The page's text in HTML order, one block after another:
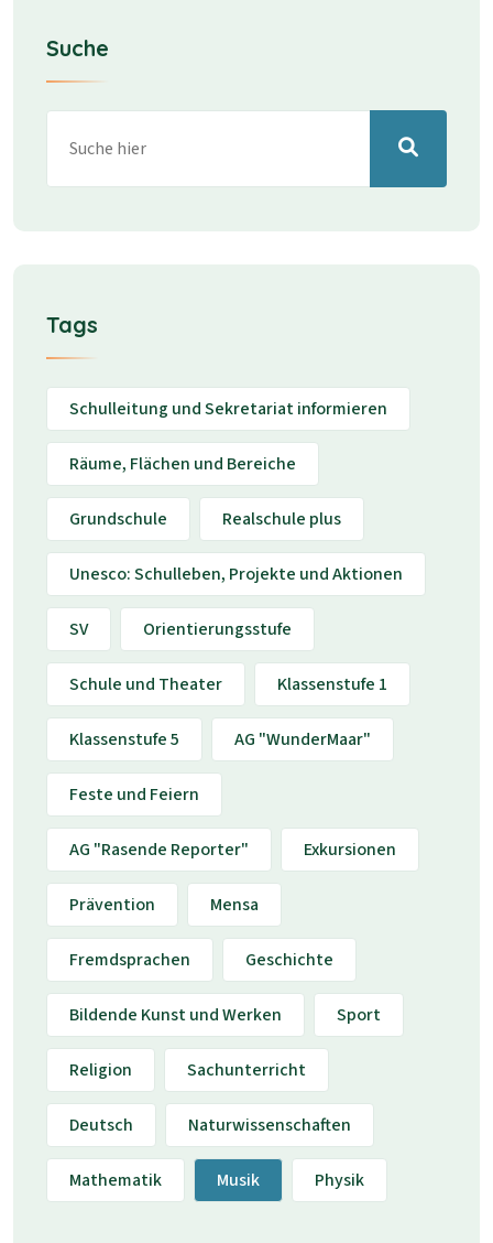
Suche
Tags
Schulleitung und Sekretariat informieren
Räume, Flächen und Bereiche
Grundschule Realschule plus
Unesco: Schulleben, Projekte und Aktionen
SV Orientierungsstufe
Schule und Theater Klassenstufe 1
Klassenstufe 5 AG "WunderMaar"
Feste und Feiern
AG "Rasende Reporter" Exkursionen
Prävention Mensa
Fremdsprachen Geschichte
Bildende Kunst und Werken Sport
Religion Sachunterricht
Deutsch Naturwissenschaften
Mathematik Musik Physik